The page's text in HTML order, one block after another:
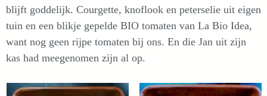
blijft goddelijk. Courgette, knoflook en peterselie uit eigen
tuin en een blikje gepelde BIO tomaten van La Bio Idea,
want nog geen rijpe tomaten bij ons. En die Jan uit zijn
kas had meegenomen zijn al op.